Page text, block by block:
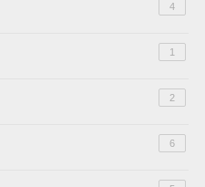
4
1
2
6